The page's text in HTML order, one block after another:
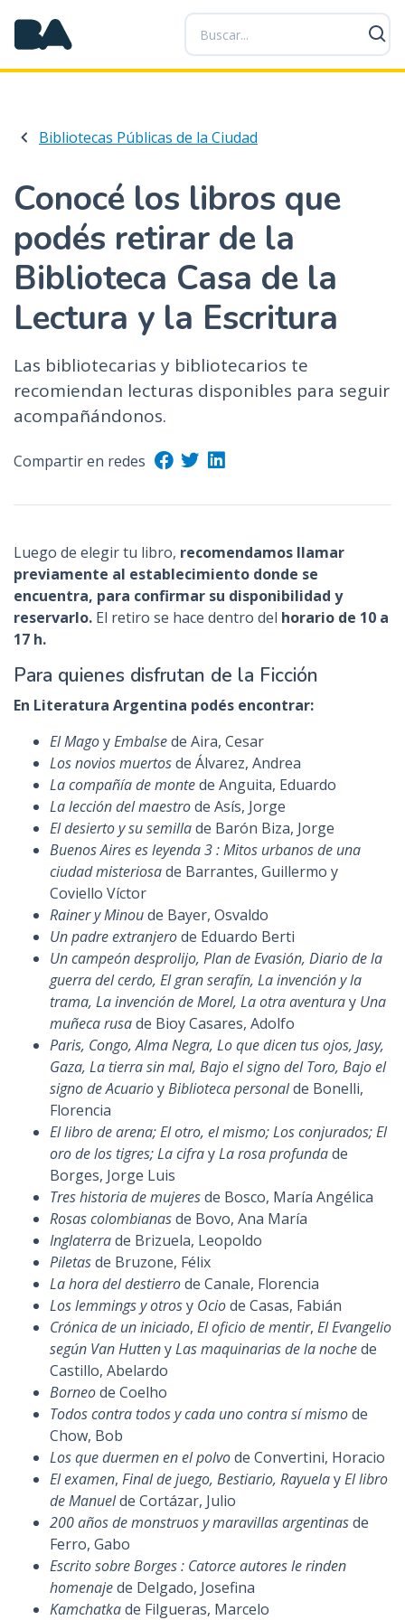
P
a
s
a
l
o
n
t
e
n
i
d
p
r
i
a
Bibliotecas Públicas de la Ciudad
Conocé los libros que
podés retirar de la
Biblioteca Casa de la
Lectura y la Escritura
Las bibliotecarias y bibliotecarios te
recomiendan lecturas disponibles para seguir
acompañándonos.
Compartir en redes
Luego de elegir tu libro, recomendamos llamar
previamente al establecimiento donde se
encuentra, para confirmar su disponibilidad y
reservarlo. El retiro se hace dentro del horario de 10 a
17 h.
Para quienes disfrutan de la Ficción
En Literatura Argentina podés encontrar:
El MagoyEmbalsede Aira, Cesar
Los novios muertosde Álvarez, Andrea
La compañía de montede Anguita, Eduardo
La lección del maestrode Asís, Jorge
El desierto y su semillade Barón Biza, Jorge
Buenos Aires es leyenda 3 : Mitos urbanos de una
ciudad misteriosade Barrantes, Guillermo y
Coviello Víctor
Rainer y Minoude Bayer, Osvaldo
Un padre extranjerode Eduardo Berti
Un campeón desprolijo, Plan de Evasión, Diario de la
guerra del cerdo, El gran serafín, La invención y la
trama, La invención de Morel, La otra aventuray Una
muñeca rusade Bioy Casares, Adolfo
Paris, Congo, Alma Negra, Lo que dicen tus ojos, Jasy,
Gaza, La tierra sin mal, Bajo el signo del Toro, Bajo el
signo de AcuarioyBiblioteca personalde Bonelli,
Florencia
El libro de arena; El otro, el mismo; Los conjurados; El
oro de los tigres; La cifrayLa rosa profundade
Borges, Jorge Luis
Tres historia de mujeresde Bosco, María Angélica
Rosas colombianasde Bovo, Ana María
Inglaterrade Brizuela, Leopoldo
Piletasde Bruzone, Félix
La hora del destierrode Canale, Florencia
Los lemmings y otrosy Ociode Casas, Fabián
Crónica de un iniciado, El oficio de mentir, El Evangelio
según Van HuttenyLas maquinarias de la nochede
Castillo, Abelardo
Borneode Coelho
Todos contra todos y cada uno contra sí mismode
Chow, Bob
Los que duermen en el polvode Convertini, Horacio
El examen, Final de juego, Bestiario, RayuelayEl libro
de Manuelde Cortázar, Julio
200 años de monstruos y maravillas argentinasde
Ferro, Gabo
Escrito sobre Borges : Catorce autores le rinden
homenajede Delgado, Josefina
Kamchatkade Filgueras, Marcelo